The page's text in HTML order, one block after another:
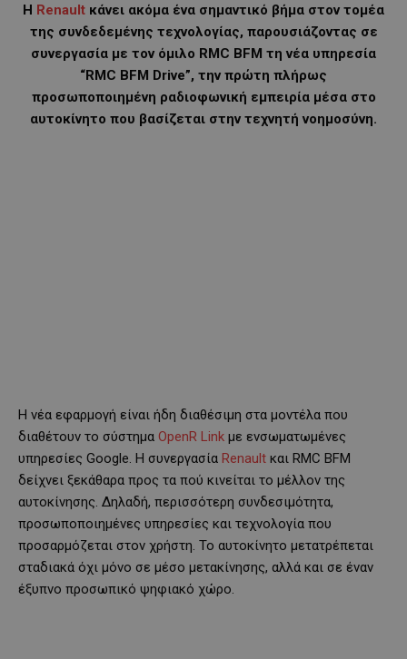
Η Renault κάνει ακόμα ένα σημαντικό βήμα στον τομέα
της συνδεδεμένης τεχνολογίας, παρουσιάζοντας σε
συνεργασία με τον όμιλο RMC BFM τη νέα υπηρεσία
“RMC BFM Drive”, την πρώτη πλήρως
προσωποποιημένη ραδιοφωνική εμπειρία μέσα στο
αυτοκίνητο που βασίζεται στην τεχνητή νοημοσύνη.
Η νέα εφαρμογή είναι ήδη διαθέσιμη στα μοντέλα που
διαθέτουν το σύστημα OpenR Link με ενσωματωμένες
υπηρεσίες Google. Η συνεργασία Renault και RMC BFM
δείχνει ξεκάθαρα προς τα πού κινείται το μέλλον της
αυτοκίνησης. Δηλαδή, περισσότερη συνδεσιμότητα,
προσωποποιημένες υπηρεσίες και τεχνολογία που
προσαρμόζεται στον χρήστη. Το αυτοκίνητο μετατρέπεται
σταδιακά όχι μόνο σε μέσο μετακίνησης, αλλά και σε έναν
έξυπνο προσωπικό ψηφιακό χώρο.